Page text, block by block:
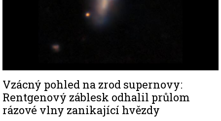
Vzácný pohled na zrod supernovy:
Rentgenový záblesk odhalil průlom
rázové vlny zanikající hvězdy